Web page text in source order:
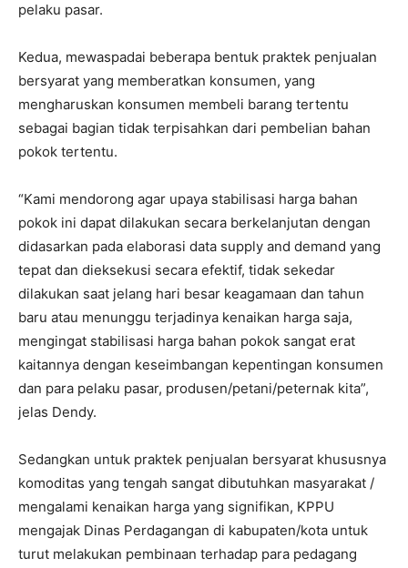
pelaku pasar.
Kedua, mewaspadai beberapa bentuk praktek penjualan
bersyarat yang memberatkan konsumen, yang
mengharuskan konsumen membeli barang tertentu
sebagai bagian tidak terpisahkan dari pembelian bahan
pokok tertentu.
“Kami mendorong agar upaya stabilisasi harga bahan
pokok ini dapat dilakukan secara berkelanjutan dengan
didasarkan pada elaborasi data supply and demand yang
tepat dan dieksekusi secara efektif, tidak sekedar
dilakukan saat jelang hari besar keagamaan dan tahun
baru atau menunggu terjadinya kenaikan harga saja,
mengingat stabilisasi harga bahan pokok sangat erat
kaitannya dengan keseimbangan kepentingan konsumen
dan para pelaku pasar, produsen/petani/peternak kita”,
jelas Dendy.
Sedangkan untuk praktek penjualan bersyarat khususnya
komoditas yang tengah sangat dibutuhkan masyarakat /
mengalami kenaikan harga yang signifikan, KPPU
mengajak Dinas Perdagangan di kabupaten/kota untuk
turut melakukan pembinaan terhadap para pedagang